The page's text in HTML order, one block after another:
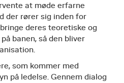
at møde erfarne
der rører sig inden for
deres teoretiske og
banen, så den bliver
som kommer med
på ledelse. Gennem dialog